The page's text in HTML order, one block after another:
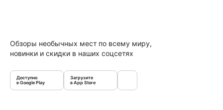
Обзоры необычных мест по всему миру,
новинки и скидки в наших соцсетях
Доступно
в Google Play
Загрузите
в App Store